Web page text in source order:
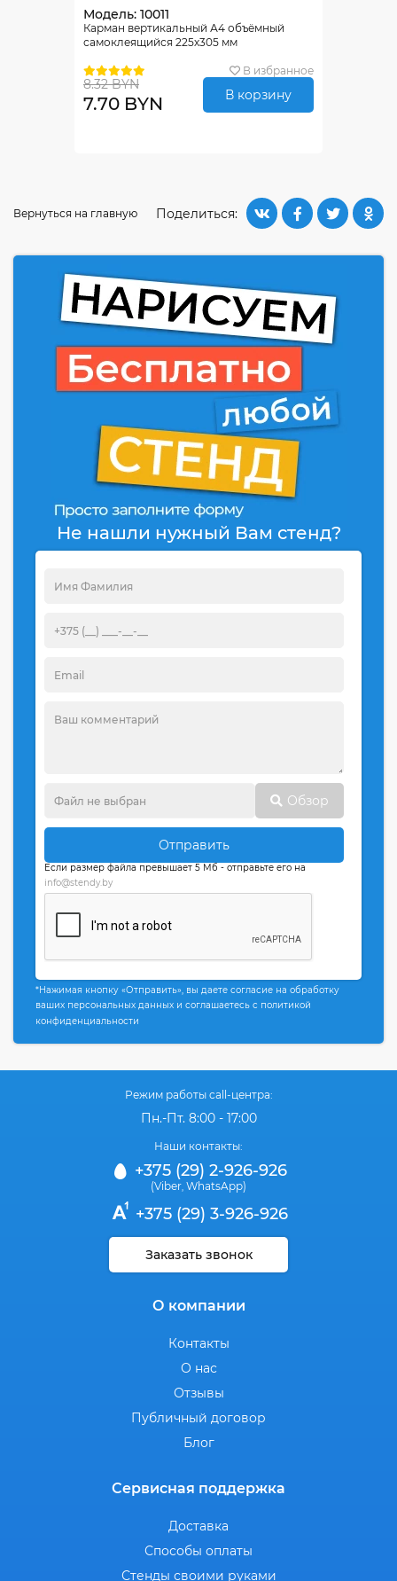
Модель: 10011
Карман вертикальный А4 объёмный
самоклеящийся 225х305 мм
В избранное
8.32 BYN
7.70 BYN В корзину
Поделиться:
Вернуться на главную
Не нашли нужный Вам стенд?
Обзор
Отправить
Если размер файла превышает 5 Мб - отправьте его на
info@stendy.by
*Нажимая кнопку «Отправить», вы даете согласие на обработку
ваших персональных данных и соглашаетесь с политикой
конфиденциальности
Режим работы call-центра:
Пн.-Пт. 8:00 - 17:00
Наши контакты:
+375 (29) 2-926-926
(Viber WhatsApp)
+375 (29) 3-926-926
Заказать звонок
О компании
Контакты
О нас
Отзывы
Публичный договор
Блог
Сервисная поддержка
Доставка
Способы оплаты
Стенды своими руками